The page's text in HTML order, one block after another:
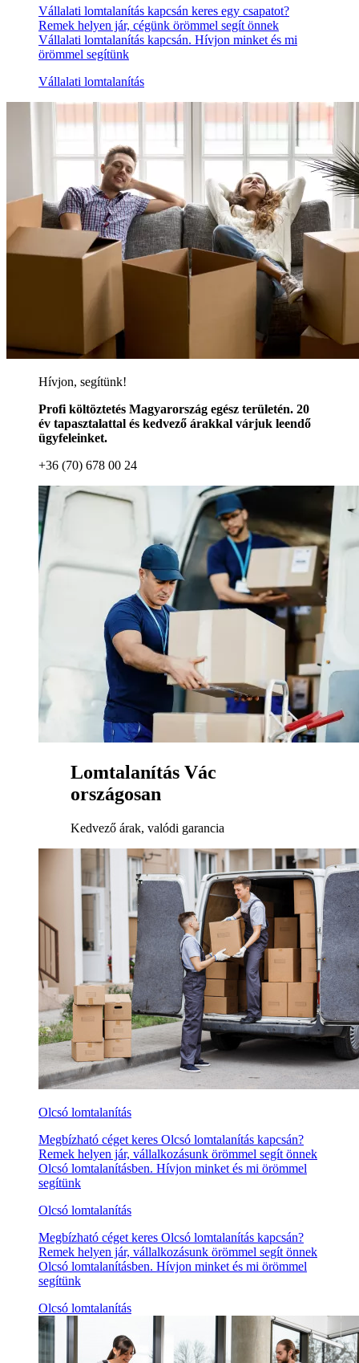
Vállalati lomtalanítás kapcsán keres egy csapatot?
Remek helyen jár, cégünk örömmel segít önnek
Vállalati lomtalanítás kapcsán. Hívjon minket és mi
örömmel segítünk
Vállalati lomtalanítás
Hívjon, segítünk!
Profi költöztetés Magyarország egész területén. 20
év tapasztalattal és kedvező árakkal várjuk leendő
ügyfeleinket.
+36 (70) 678 00 24
Lomtalanítás Vác
országosan
Kedvező árak, valódi garancia
Olcsó lomtalanítás
Megbízható céget keres Olcsó lomtalanítás kapcsán?
Remek helyen jár, vállalkozásunk örömmel segít önnek
Olcsó lomtalanításben. Hívjon minket és mi örömmel
segítünk
Olcsó lomtalanítás
Megbízható céget keres Olcsó lomtalanítás kapcsán?
Remek helyen jár, vállalkozásunk örömmel segít önnek
Olcsó lomtalanításben. Hívjon minket és mi örömmel
segítünk
Olcsó lomtalanítás